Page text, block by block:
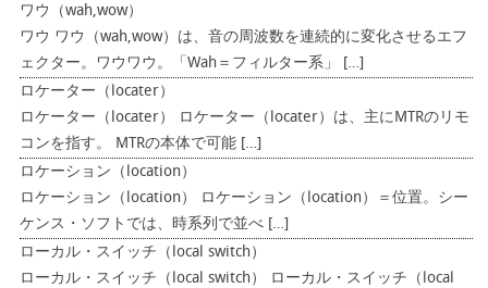
ワウ（wah,wow）
ワウ ワウ（wah,wow）は、音の周波数を連続的に変化させるエフ
ェクター。ワウワウ。「Wah＝フィルター系」 […]
ロケーター（locater）
ロケーター（locater） ロケーター（locater）は、主にMTRのリモ
コンを指す。 MTRの本体で可能 […]
ロケーション（location）
ロケーション（location） ロケーション（location）＝位置。シー
ケンス・ソフトでは、時系列で並べ […]
ローカル・スイッチ（local switch）
ローカル・スイッチ（local switch） ローカル・スイッチ（local